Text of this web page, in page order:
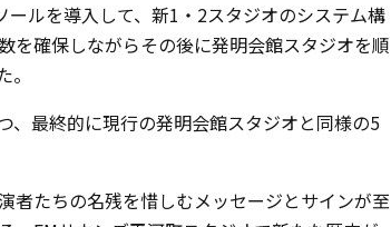
ルを導入して、新1・2スタジオのシステム構
を確保しながらその後に発明会館スタジオを順
、最終的に現行の発明会館スタジオと同様の5
者たちの名残を惜しむメッセージとサインが至